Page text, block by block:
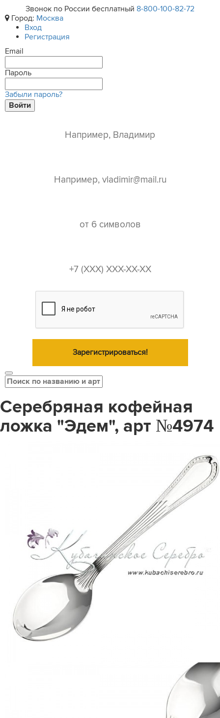
Звонок по России бесплатный 8-800-100-82-72
Город: Москва
Вход
Регистрация
Email
Пароль
Забыли пароль?
Войти
Зарегистрироваться!
Серебряная кофейная
ложка "Эдем", арт №4974